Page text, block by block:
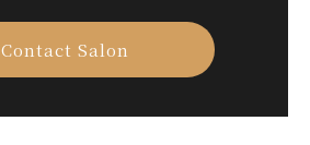
Contact Salon